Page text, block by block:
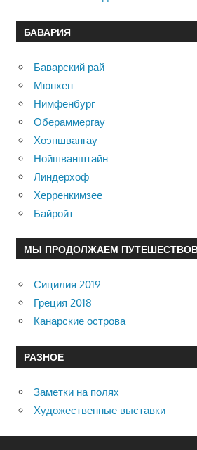
БАВАРИЯ
Баварский рай
Мюнхен
Нимфенбург
Обераммергау
Хоэншвангау
Нойшванштайн
Линдерхоф
Херренкимзее
Байройт
МЫ ПРОДОЛЖАЕМ
Сицилия 2019
Греция 2018
Канарские острова
РАЗНОЕ
Заметки на полях
Художественные выставки